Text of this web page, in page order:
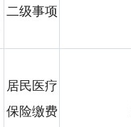
二级事项
居民医疗
保险缴费